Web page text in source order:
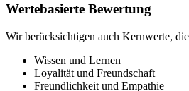
Wertebasierte Bewertung
Wir berücksichtigen auch Kernwerte,
Wissen und Lernen
Loyalität und Freundschaft
Freundlichkeit und Empathie